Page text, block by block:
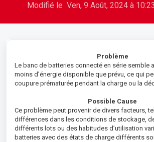
Modifié le Ven, 9 Août, 2024 à
Problème
Le banc de batteries connecté en série semble
moins d’énergie disponible que prévu, ce qui
coupure prématurée pendant la charge ou la
Possible Cause
Ce problème peut provenir de divers facteurs,
différences dans les conditions de stockage,
différents lots ou des habitudes d’utilisation
batteries avec des états de charge différents